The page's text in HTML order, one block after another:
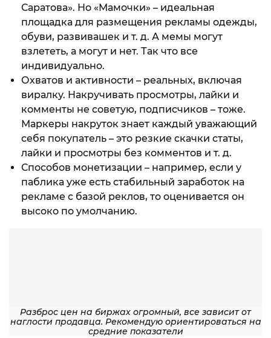
Саратова». Но «Мамочки» – идеальная
площадка для размещения рекламы одежды,
обуви, развивашек и т. д. А мемы могут
взлететь, а могут и нет. Так что все
индивидуально.
Охватов и активности – реальных, включая
виралку. Накручивать просмотры, лайки и
комменты не советую, подписчиков – тоже.
Маркеры накруток знает каждый уважающий
себя покупатель – это резкие скачки статы,
лайки и просмотры без комментов и т. д.
Способов монетизации – например, если у
паблика уже есть стабильный заработок на
рекламе с базой реклов, то оценивается он
высоко по умолчанию.
Разброс цен на биржах огромный, все зависит от
наглости продавца. Рекомендую ориентироваться на
средние показатели